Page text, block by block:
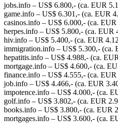
jobs.info – US$ 6.800,- (ca. EUR
game.info – US$ 6.301,- (ca. EUR
casinos.info – US$ 6.000,- (ca.
herpes.info – US$ 5.800,- (ca. EUR
hiv.info – US$ 5.400,- (ca. EUR
immigration.info – US$ 5.300,- (ca.
hepatitis.info – US$ 4.988,- (ca.
mortgage.info – US$ 4.600,- (ca.
finance.info – US$ 4.555,- (ca.
job.info – US$ 4.466,- (ca. EUR
impotence.info – US$ 4.000,- (ca.
golf.info – US$ 3.802,- (ca. EUR
books.info – US$ 3.800,- (ca. EUR
mortgages.info – US$ 3.600,- (ca.